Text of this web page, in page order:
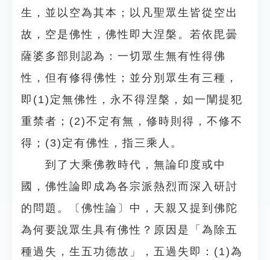
生，並以空為其本；以凡聖眾生皆從空出
故，空是佛性，佛性即大涅槃。若依毘曇
薩婆多部則認為：一切眾生無有性得佛
性，但有修得佛性；並分別眾生有三種，
即(1)定無佛性，永不得涅槃，如一闡提犯
重禁者；(2)不定有無，修時則得，不修不
得；(3)定有佛性，指三乘人。
到了大乘佛教時代，無論印度或中
國，佛性論即成為各宗派熱烈而深入研討
的問題。〔佛性論〕中，天親又提到佛陀
為何要說眾生具有佛性？原因是「為除五
種過失，生五功德故」，五過失即：(1)為